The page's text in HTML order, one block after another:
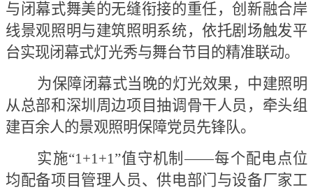
与闭幕式舞美的无缝衔接的重任，创新融合岸
线景观照明与建筑照明系统，依托剧场触发平
台实现闭幕式灯光秀与舞台节目的精准联动。
为保障闭幕式当晚的灯光效果，中建照明
从总部和深圳周边项目抽调骨干人员，牵头组
建百余人的景观照明保障党员先锋队。
实施“1+1+1”值守机制——每个配电点位
均配备项目管理人员、供电部门与设备厂家工